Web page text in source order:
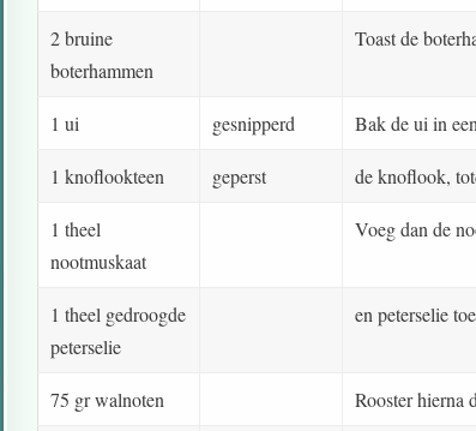
2 bruine
boterhammen
Toast de
1 ui gesnipperd Bak de ui in
1 knoflookteen geperst de knoflook,
1 theel
nootmuskaat
Voeg dan de
1 theel gedroogde
peterselie
en peterselie
75 gr walnoten Rooster hierna